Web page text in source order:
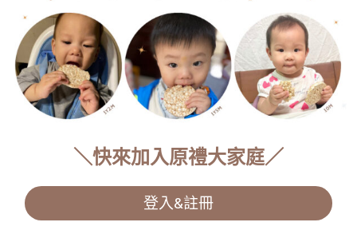
＼快來加入原禮大家庭／
登入&註冊